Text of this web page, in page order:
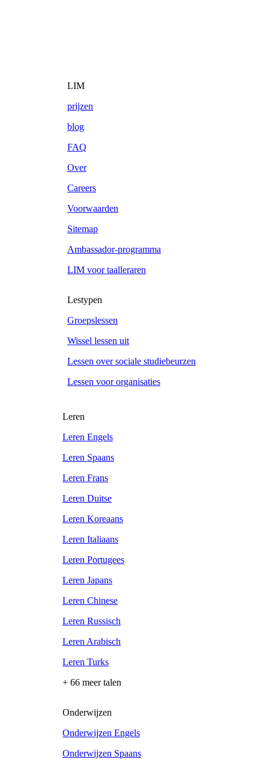
LIM
prijzen
blog
FAQ
Over
Careers
Voorwaarden
Sitemap
Ambassador-programma
LIM voor taalleraren
Lestypen
Groepslessen
Wissel lessen uit
Lessen over sociale studiebeurzen
Lessen voor organisaties
Leren
Leren Engels
Leren Spaans
Leren Frans
Leren Duitse
Leren Koreaans
Leren Italiaans
Leren Portugees
Leren Japans
Leren Chinese
Leren Russisch
Leren Arabisch
Leren Turks
+ 66 meer talen
Onderwijzen
Onderwijzen Engels
Onderwijzen Spaans